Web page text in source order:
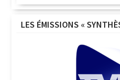
LES ÉMISSIONS «